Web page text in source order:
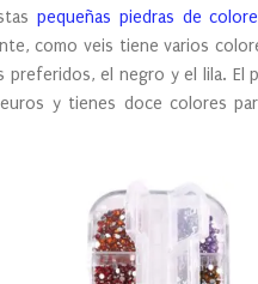
pequeñas piedras de
como veis tiene varios
preferidos, el negro y el lila. El
y tienes doce colores